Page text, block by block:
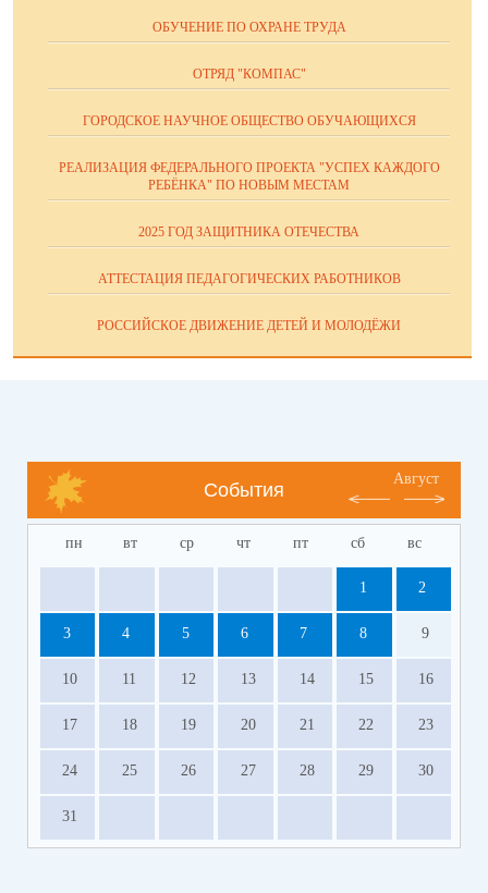
ОБУЧЕНИЕ ПО ОХРАНЕ ТРУДА
ОТРЯД "КОМПАС"
ГОРОДСКОЕ НАУЧНОЕ ОБЩЕСТВО ОБУЧАЮЩИХСЯ
РЕАЛИЗАЦИЯ ФЕДЕРАЛЬНОГО ПРОЕКТА "УСПЕХ КАЖДОГО
РЕБЁНКА" ПО НОВЫМ МЕСТАМ
2025 ГОД ЗАЩИТНИКА ОТЕЧЕСТВА
АТТЕСТАЦИЯ ПЕДАГОГИЧЕСКИХ РАБОТНИКОВ
РОССИЙСКОЕ ДВИЖЕНИЕ ДЕТЕЙ И МОЛОДЁЖИ
События
Август
пн вт ср чт пт сб вс
1 2
3 4 5 6 7 8 9
10 11 12 13 14 15 16
17 18 19 20 21 22 23
24 25 26 27 28 29 30
31